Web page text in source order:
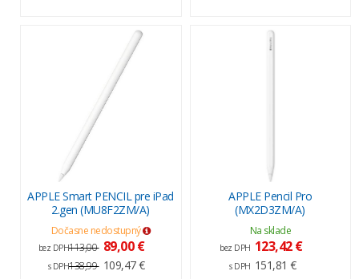
APPLE Smart PENCIL pre iPad
2.gen (MU8F2ZM/A)
Dočasne nedostupný
bez DPH113,00 89,00 €
s DPH138,99 109,47 €
APPLE Pencil Pro
(MX2D3ZM/A)
Na sklade
bez DPH 123,42 €
s DPH 151,81 €